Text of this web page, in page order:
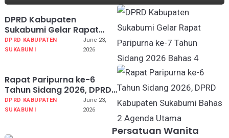
DPRD Kabupaten
Sukabumi Gelar Rapat
Paripurna ke-7 Tahun
Sidang 2026 Bahas 4
DPRD KABUPATEN
SUKABUMI
June 23,
2026
Rapat Paripurna ke-6
Tahun Sidang 2026, DPRD
Kabupaten Sukabumi
Bahas 2 Agenda Utama
DPRD KABUPATEN
SUKABUMI
June 23,
2026
Persatuan Wanita